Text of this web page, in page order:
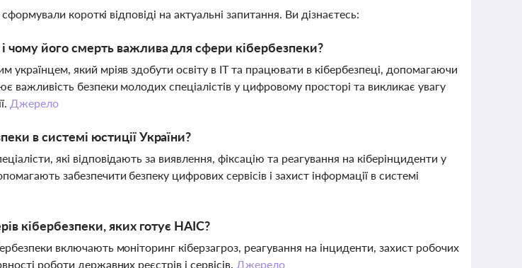
короткі відповіді на актуальні запитання. Ви дізнаєтесь:
чому його смерть важлива для сфери кібербезпеки?
українцем, який мріяв здобути освіту в ІТ та працювати в кібербезпеці, допомагаючи
важливість безпеки молодих спеціалістів у цифровому просторі та викликає увагу
Джерело
в системі юстиції України?
які відповідають за виявлення, фіксацію та реагування на кіберінциденти у
забезпечити безпеку цифрових сервісів і захист інформації в системі
кібербезпеки, яких готує НАІС?
включають моніторинг кіберзагроз, реагування на інциденти, захист робочих
роботи державних реєстрів і сервісів. Джерело